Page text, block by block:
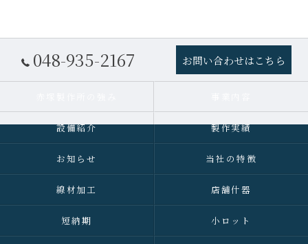
048-935-2167 お問い合わせはこちら
設備紹介 製作実績
お知らせ 当社の特徴
線材加工 店舗什器
短納期 小ロット